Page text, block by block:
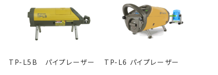
TP-L5B パイプレーザー TP-L6 パイプレーザー